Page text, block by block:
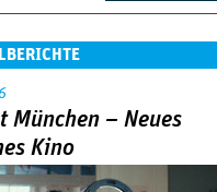
München – Neues
Kino